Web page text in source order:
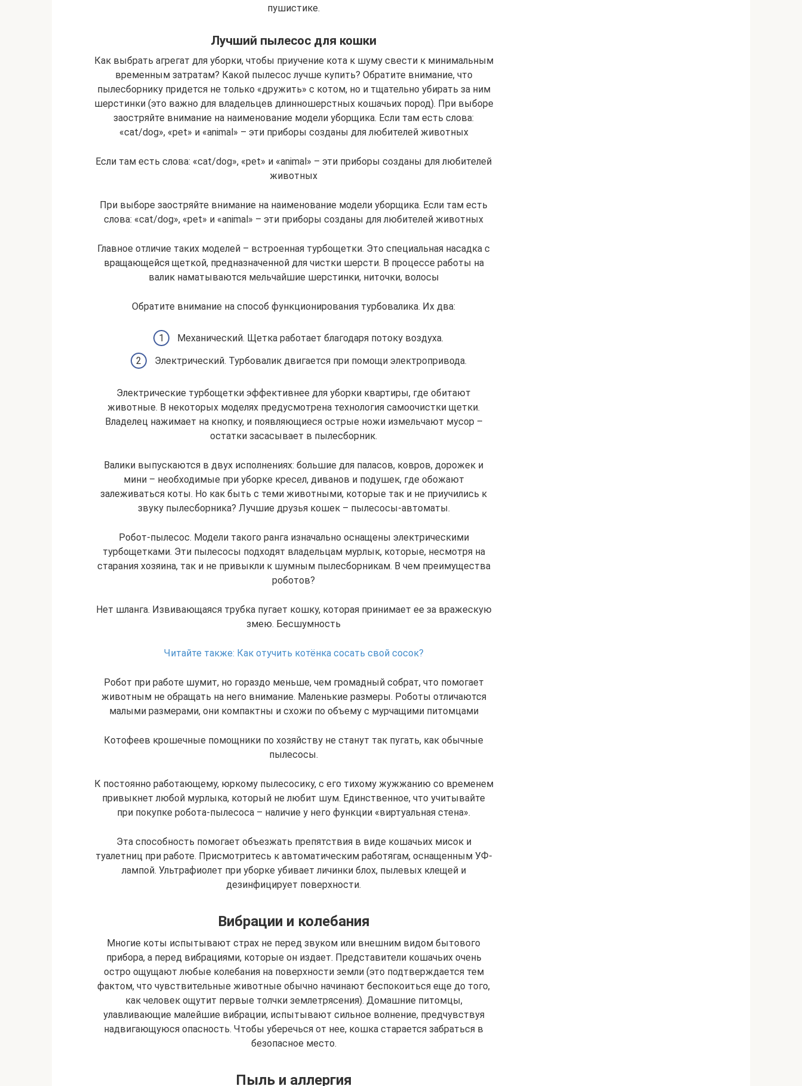
пушистике.
Лучший пылесос для кошки
Как выбрать агрегат для уборки, чтобы приучение кота к шуму свести к минимальным
временным затратам? Какой пылесос лучше купить? Обратите внимание, что
пылесборнику придется не только «дружить» с котом, но и тщательно убирать за ним
шерстинки (это важно для владельцев длинношерстных кошачьих пород). При выборе
заостряйте внимание на наименование модели уборщика. Если там есть слова:
«cat/dog», «pet» и «animal» – эти приборы созданы для любителей животных
Если там есть слова: «cat/dog», «pet» и «animal» – эти приборы созданы для любителей
животных
При выборе заостряйте внимание на наименование модели уборщика. Если там есть
слова: «cat/dog», «pet» и «animal» – эти приборы созданы для любителей животных
Главное отличие таких моделей – встроенная турбощетки. Это специальная насадка с
вращающейся щеткой, предназначенной для чистки шерсти. В процессе работы на
валик наматываются мельчайшие шерстинки, ниточки, волосы
Обратите внимание на способ функционирования турбовалика. Их два:
Механический. Щетка работает благодаря потоку воздуха.
Электрический. Турбовалик двигается при помощи электропривода.
Электрические турбощетки эффективнее для уборки квартиры, где обитают
животные. В некоторых моделях предусмотрена технология самоочистки щетки.
Владелец нажимает на кнопку, и появляющиеся острые ножи измельчают мусор –
остатки засасывает в пылесборник.
Валики выпускаются в двух исполнениях: большие для паласов, ковров, дорожек и
мини – необходимые при уборке кресел, диванов и подушек, где обожают
залеживаться коты. Но как быть с теми животными, которые так и не приучились к
звуку пылесборника? Лучшие друзья кошек – пылесосы-автоматы.
Робот-пылесос. Модели такого ранга изначально оснащены электрическими
турбощетками. Эти пылесосы подходят владельцам мурлык, которые, несмотря на
старания хозяина, так и не привыкли к шумным пылесборникам. В чем преимущества
роботов?
Нет шланга. Извивающаяся трубка пугает кошку, которая принимает ее за вражескую
змею. Бесшумность
Читайте также: Как отучить котёнка сосать свой сосок?
Робот при работе шумит, но гораздо меньше, чем громадный собрат, что помогает
животным не обращать на него внимание. Маленькие размеры. Роботы отличаются
малыми размерами, они компактны и схожи по объему с мурчащими питомцами
Котофеев крошечные помощники по хозяйству не станут так пугать, как обычные
пылесосы.
К постоянно работающему, юркому пылесосику, с его тихому жужжанию со временем
привыкнет любой мурлыка, который не любит шум. Единственное, что учитывайте
при покупке робота-пылесоса – наличие у него функции «виртуальная стена».
Эта способность помогает объезжать препятствия в виде кошачьих мисок и
туалетниц при работе. Присмотритесь к автоматическим работягам, оснащенным УФ-
лампой. Ультрафиолет при уборке убивает личинки блох, пылевых клещей и
дезинфицирует поверхности.
Вибрации и колебания
Многие коты испытывают страх не перед звуком или внешним видом бытового
прибора, а перед вибрациями, которые он издает. Представители кошачьих очень
остро ощущают любые колебания на поверхности земли (это подтверждается тем
фактом, что чувствительные животные обычно начинают беспокоиться еще до того,
как человек ощутит первые толчки землетрясения). Домашние питомцы,
улавливающие малейшие вибрации, испытывают сильное волнение, предчувствуя
надвигающуюся опасность. Чтобы уберечься от нее, кошка старается забраться в
безопасное место.
Пыль и аллергия